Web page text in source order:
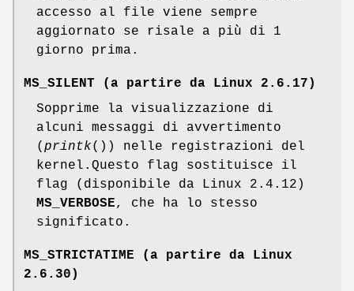
accesso al file viene sempre
aggiornato se risale a più di 1
giorno prima.
MS_SILENT (a partire da Linux 2.6.17)
Sopprime la visualizzazione di
alcuni messaggi di avvertimento
( printk()) nelle registrazioni del
kernel.Questo flag sostituisce il
flag (disponibile da Linux 2.4.12)
MS_VERBOSE, che ha lo stesso
significato.
MS_STRICTATIME (a partire da Linux
2.6.30)